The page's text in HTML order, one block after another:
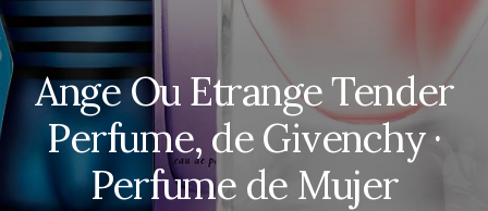
Ange Ou Etrange Tender
Perfume, de Givenchy ·
Perfume de Mujer